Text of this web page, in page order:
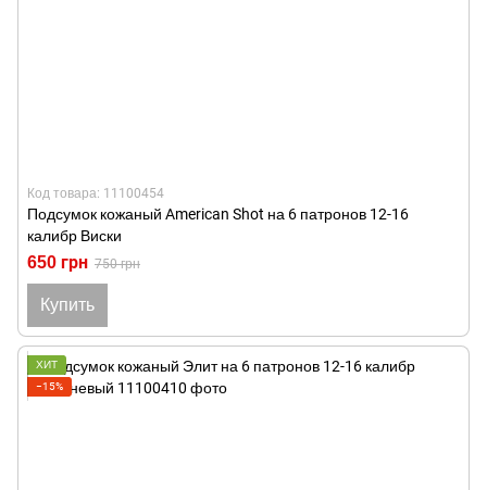
Код товара: 11100454
Подсумок кожаный American Shot на 6 патронов 12-16
калибр Виски
650 грн 750 грн
Купить
ХИТ
−15%